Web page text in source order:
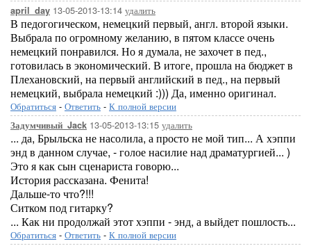
april_day 13-05-2013-13:14 удалить
В педогогическом, немецкий первый, англ. второй языки.
Выбрала по огромному желанию, в пятом классе очень
немецкий понравился. Но я думала, не захочет в пед.,
готовилась в экономический. В итоге, прошла на бюджет в
Плехановский, на первый английский в пед., на первый
немецкий, выбрала немецкий :))) Да, именно оригинал.
Обратиться - Ответить - К полной версии
Задумчивый_Jack 13-05-2013-13:15 удалить
... да, Брыльска не насолила, а просто не мой тип... А хэппи
энд в данном случае, - голое насилие над драматургией... )
Это я как сын сценариста говорю...
История рассказана. Фенита!
Дальше-то что?!!!
Ситком под гитарку?
... Как ни продолжай этот хэппи - энд, а выйдет пошлость...
Обратиться - Ответить - К полной версии